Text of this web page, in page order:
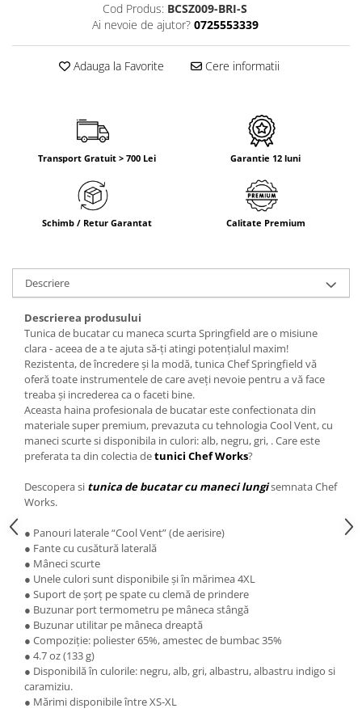
Cod Produs: BCSZ009-BRI-S
Ai nevoie de ajutor? 0725553339
Adauga la Favorite Cere informatii
Transport Gratuit > 700 Lei Garantie 12 luni
Schimb / Retur Garantat Calitate Premium
Descriere
Descrierea produsului
Tunica de bucatar cu maneca scurta Springfield are o misiune
clara - aceea de a te ajuta să-ți atingi potențialul maxim!
Rezistenta, de încredere și la modă, tunica Chef Springfield vă
oferă toate instrumentele de care aveți nevoie pentru a vă face
treaba și increderea ca o faceti bine.
Aceasta haina profesionala de bucatar este confectionata din
materiale super premium, prevazuta cu tehnologia Cool Vent, cu
maneci scurte si disponibila in culori: alb, negru, gri, . Care este
preferata ta din colectia detunici Chef Works?
Descopera si tunica de bucatar cu maneci lungisemnata Chef
Works.
● Panouri laterale “Cool Vent” (de aerisire)
● Fante cu cusătură laterală
● Mâneci scurte
● Unele culori sunt disponibile și în mărimea 4XL
● Suport de șorț pe spate cu clemă de prindere
● Buzunar port termometru pe mâneca stângă
● Buzunar utilitar pe mâneca dreaptă
● Compoziție: poliester 65%, amestec de bumbac 35%
● 4.7 oz (133 g)
● Disponibilă în culorile: negru, alb, gri, albastru, albastru indigo si
caramiziu.
● Mărimi disponibile între XS-XL